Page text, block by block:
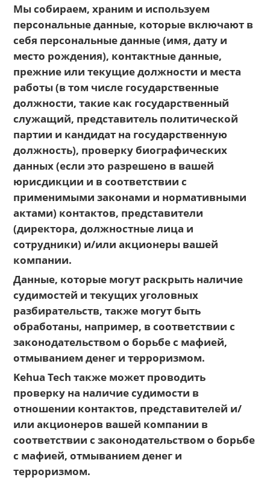
Мы собираем, храним и используем
персональные данные, которые включают в
себя персональные данные (имя, дату и
место рождения), контактные данные,
прежние или текущие должности и места
работы (в том числе государственные
должности, такие как государственный
служащий, представитель политической
партии и кандидат на государственную
должность), проверку биографических
данных (если это разрешено в вашей
юрисдикции и в соответствии с
применимыми законами и нормативными
актами) контактов, представители
(директора, должностные лица и
сотрудники) и/или акционеры вашей
компании.
Данные, которые могут раскрыть наличие
судимостей и текущих уголовных
разбирательств, также могут быть
обработаны, например, в соответствии с
законодательством о борьбе с мафией,
отмыванием денег и терроризмом.
Kehua Tech также может проводить
проверку на наличие судимости в
отношении контактов, представителей и/
или акционеров вашей компании в
соответствии с законодательством о борьбе
с мафией, отмыванием денег и
терроризмом.